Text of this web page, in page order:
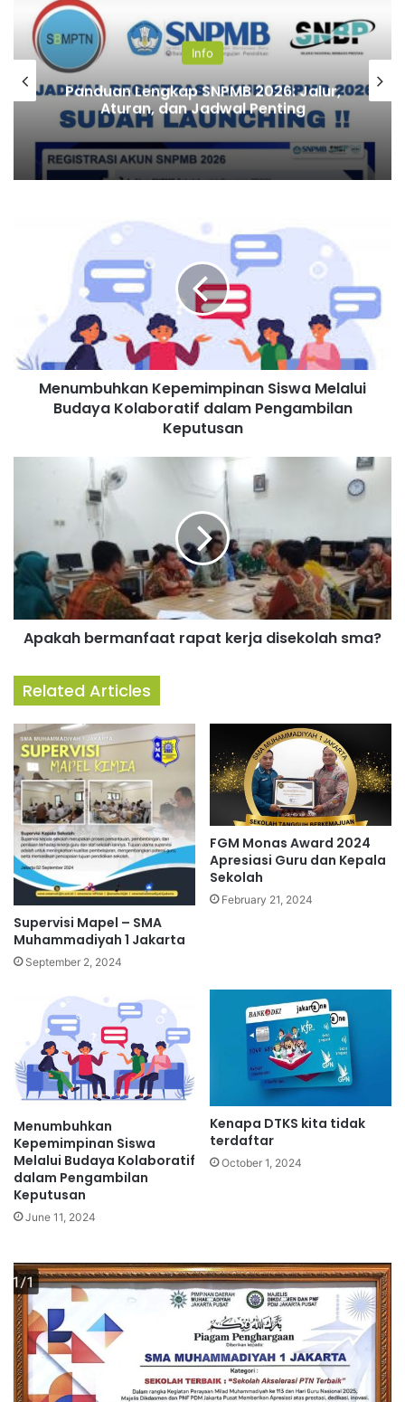
Info
Panduan Lengkap SNPMB 2026: Jalur,
Aturan, dan Jadwal Penting
Menumbuhkan Kepemimpinan Siswa Melalui
Budaya Kolaboratif dalam Pengambilan
Keputusan
Apakah bermanfaat rapat kerja disekolah sma?
Related Articles
Supervisi Mapel – SMA
Muhammadiyah 1 Jakarta
September 2, 2024
FGM Monas Award 2024
Apresiasi Guru dan Kepala
Sekolah
February 21, 2024
Menumbuhkan
Kepemimpinan Siswa
Melalui Budaya Kolaboratif
dalam Pengambilan
Keputusan
June 11, 2024
Kenapa DTKS kita tidak
terdaftar
October 1, 2024